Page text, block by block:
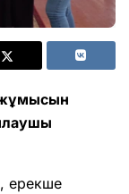
жұмысын
ерекше